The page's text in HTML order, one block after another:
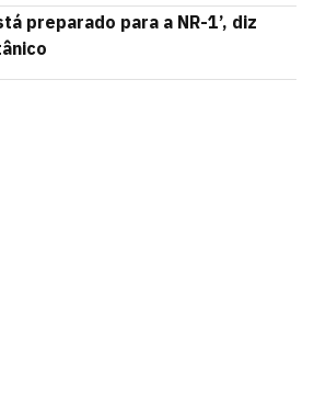
preparado para a NR-1’, diz